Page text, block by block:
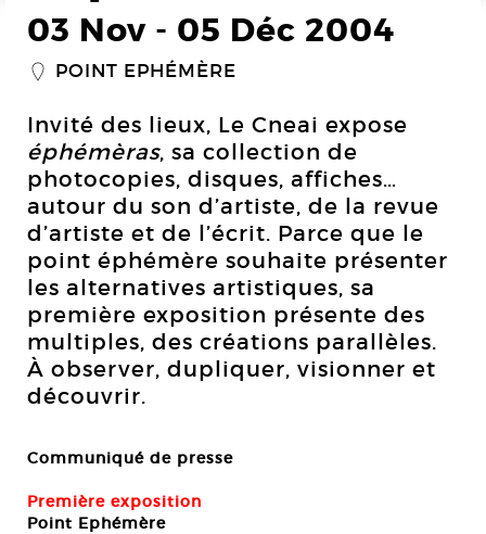
03 Nov - 05 Déc 2004
_ POINT EPHÉMÈRE
Invité des lieux, Le Cneai expose
éphémèras, sa collection de
photocopies, disques, affiches…
autour du son d’artiste, de la revue
d’artiste et de l’écrit. Parce que le
point éphémère souhaite présenter
les alternatives artistiques, sa
première exposition présente des
multiples, des créations parallèles.
À observer, dupliquer, visionner et
découvrir.
Communiqué de presse
Première exposition
Point Ephémère